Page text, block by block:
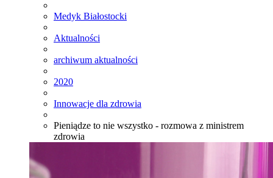
Medyk Białostocki
Aktualności
archiwum aktualności
2020
Innowacje dla zdrowia
Pieniądze to nie wszystko - rozmowa z ministrem
zdrowia